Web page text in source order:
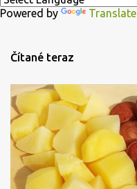
Powered by Translate
Čítané teraz